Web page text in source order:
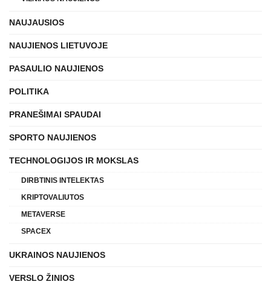
NAUJAUSIOS
NAUJIENOS LIETUVOJE
PASAULIO NAUJIENOS
POLITIKA
PRANEŠIMAI SPAUDAI
SPORTO NAUJIENOS
TECHNOLOGIJOS IR MOKSLAS
DIRBTINIS INTELEKTAS
KRIPTOVALIUTOS
METAVERSE
SPACEX
UKRAINOS NAUJIENOS
VERSLO ŽINIOS